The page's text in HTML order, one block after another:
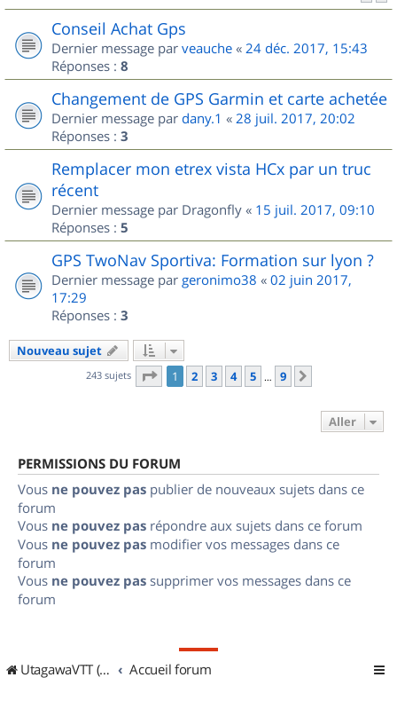
Conseil Achat Gps
Dernier message par veauche « 24 déc. 2017, 15:43
Réponses : 8
Changement de GPS Garmin et carte achetée
Dernier message par dany.1 « 28 juil. 2017, 20:02
Réponses : 3
Remplacer mon etrex vista HCx par un truc
récent
Dernier message par Dragonfly « 15 juil. 2017, 09:10
Réponses : 5
GPS TwoNav Sportiva: Formation sur lyon ?
Dernier message par geronimo38 « 02 juin 2017,
17:29
Réponses : 3
Nouveau sujet
243 sujets Page 1sur
1 2 3 4 5 … 9
Aller
PERMISSIONS DU FORUM
Vous ne pouvez pas publier de nouveaux sujets dans ce
forum
Vous ne pouvez pas répondre aux sujets dans ce forum
Vous ne pouvez pas modifier vos messages dans ce
forum
Vous ne pouvez pas supprimer vos messages dans ce
forum
UtagawaVTT (Randos VTT et VTTAE avec traces GPS) Accueil forum